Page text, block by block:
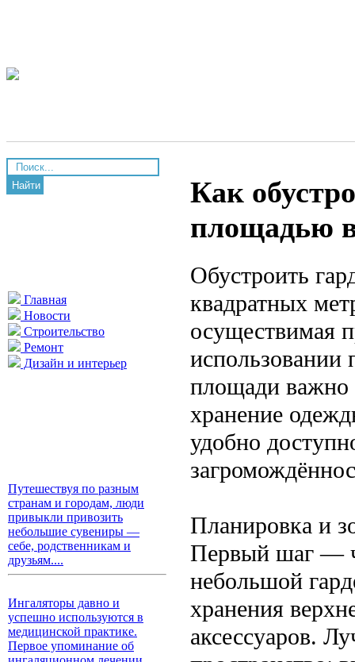
Найти
Главная
Новости
Строительство
Ремонт
Дизайн и интерьер
Путешествуя по разным
странам и городам, люди
привыкли привозить
небольшие сувениры —
себе, родственникам и
друзьям....
Ингаляторы давно и
успешно используются в
медицинской практике.
Первое упоминание об
Как
площадью
Обустроить
квадратных
осуществимая
использовании
площади важно
хранение
удобно
Планировка и
Первый шаг —
небольшой
хранения
аксессуаров.